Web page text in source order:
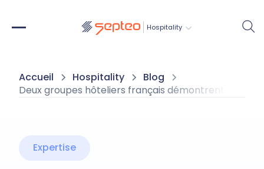
Hospitality
Accueil Hospitality
Blog
Deux groupes hôteliers français démontrent que
Expertise